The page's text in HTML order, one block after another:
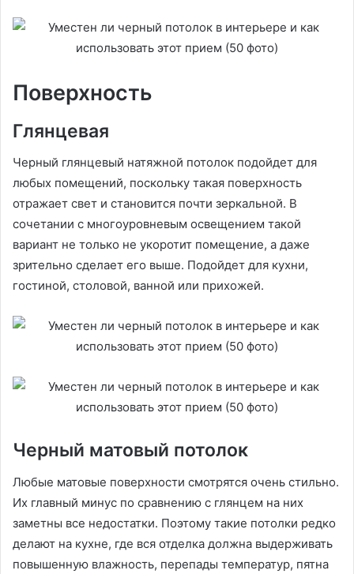
Поверхность
Глянцевая
Черный глянцевый натяжной потолок подойдет для
любых помещений, поскольку такая поверхность
отражает свет и становится почти зеркальной. В
сочетании с многоуровневым освещением такой
вариант не только не укоротит помещение, а даже
зрительно сделает его выше. Подойдет для кухни,
гостиной, столовой, ванной или прихожей.
Черный матовый потолок
Любые матовые поверхности смотрятся очень стильно.
Их главный минус по сравнению с глянцем на них
заметны все недостатки. Поэтому такие потолки редко
делают на кухне, где вся отделка должна выдерживать
повышенную влажность, перепады температур, пятна